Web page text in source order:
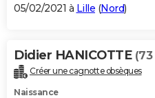
05/02/2021 à Lille (Nord)
Didier HANICOTTE (73
Créer une cagnotte obsèques
Naissance